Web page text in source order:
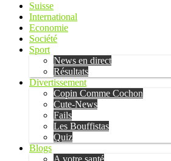
Suisse
International
Economie
Société
Sport
News en direct
Résultats
Divertissement
Copin Comme Cochon
Cute-News
Fails
Les Bouffistas
Quiz
Blogs
A votre santé